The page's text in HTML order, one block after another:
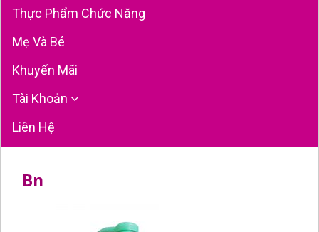
Thực Phẩm Chức Năng
Mẹ Và Bé
Khuyến Mãi
Tài Khoản
Liên Hệ
Bn